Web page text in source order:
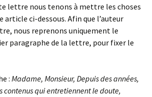
lettre nous tenons à mettre les choses
article ci-dessous. Afin que l’auteur
nous reprenons uniquement le
paragraphe de la lettre, pour fixer le
: Madame, Monsieur, Depuis des années,
contenus qui entretiennent le doute,